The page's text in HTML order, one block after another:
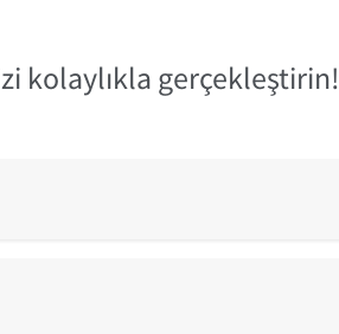
kolaylıkla gerçekleştirin!